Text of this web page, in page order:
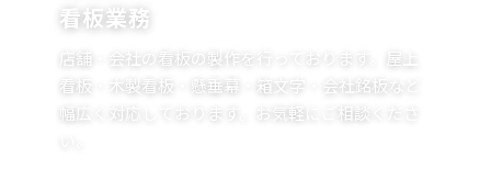
看板業務
店舗・会社の看板の製作を行っております。屋上
看板・木製看板・懸垂幕・箱文字・会社銘板など
幅広く対応しております。お気軽にご相談くださ